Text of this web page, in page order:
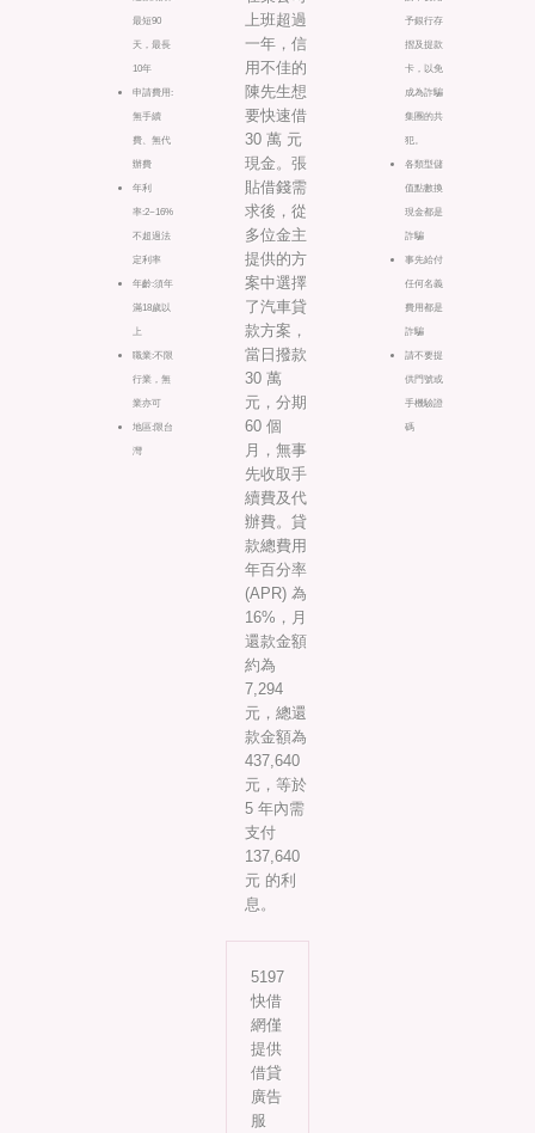
最短90
天，最長
10年
申請費用:
無手續
費、無代
辦費
年利
率:2~16%
不超過法
定利率
年齡:須年
滿18歲以
上
職業:不限
行業，無
業亦可
地區:限台
灣
上班超過
一年，信
用不佳的
陳先生想
要快速借
30 萬 元
現金。張
貼借錢需
求後，從
多位金主
提供的方
案中選擇
了汽車貸
款方案，
當日撥款
30 萬
元，分期
60 個
月，無事
先收取手
續費及代
辦費。貸
款總費用
年百分率
(APR) 為
16%，月
還款金額
約為
7,294
元，總還
款金額為
437,640
元，等於
5 年內需
支付
137,640
元 的利
息。
予銀行存
摺及提款
卡，以免
成為詐騙
集團的共
犯。
各類型儲
值點數換
現金都是
詐騙
事先給付
任何名義
費用都是
詐騙
請不要提
供門號或
手機驗證
碼
5197
快借
網僅
提供
借貸
廣告
服